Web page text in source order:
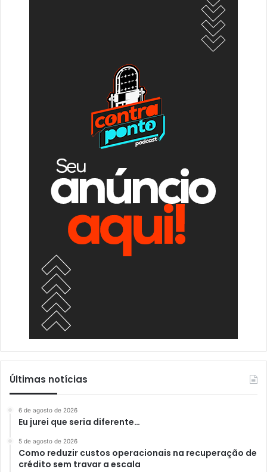
Últimas notícias
6 de agosto de 2026
Eu jurei que seria diferente…
5 de agosto de 2026
Como reduzir custos operacionais na recuperação de
crédito sem travar a escala